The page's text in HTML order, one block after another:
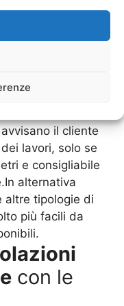
futuro
e a
tra iSerramenti
ma come
dei rispetti
il cliente
lavori, solo se
e consigliabile
alternativa
altre tipologie di
più facili da
con le